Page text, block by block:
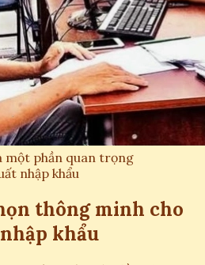
một phần quan trọng
nhập khẩu
thông minh cho
khẩu